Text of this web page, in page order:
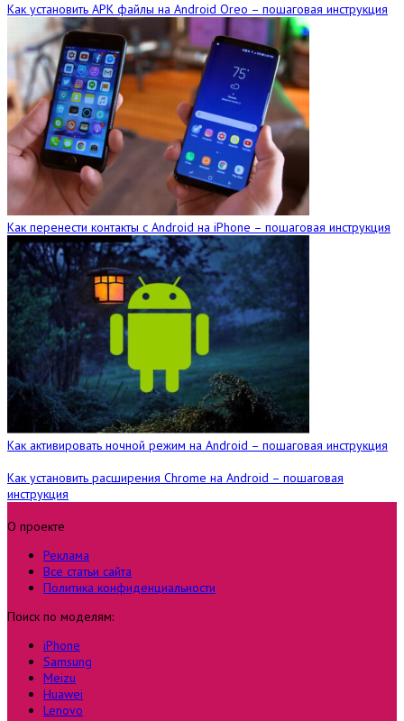
Как установить APK файлы на Android Oreo – пошаговая инструкция
Как перенести контакты с Android на iPhone – пошаговая инструкция
Как активировать ночной режим на Android – пошаговая инструкция
Как установить расширения Chrome на Android – пошаговая
инструкция
О проекте
Реклама
Все статьи сайта
Политика конфиденциальности
Поиск по моделям:
iPhone
Samsung
Meizu
Huawei
Lenovo